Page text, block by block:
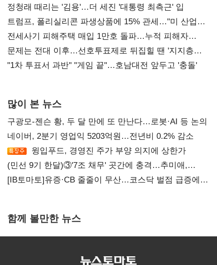
정청래 때리는 '김용'…더 세진 '대통령 최측근' 입
트럼프, 폴리실리콘 파생상품에 15% 관세…"미 산업
재건"
전세사기 피해주택 매입 1만호 돌파…누적 피해자
4만278명
문제는 전대 이후…선호투표제로 뒤집힐 땐 '지지층
불복'
"1차 투표서 과반" "게임 끝"…호남대전 앞두고 '충돌'
많이 본 뉴스
구광모-젠슨 황, 두 달 만에 또 만난다…로봇·AI 등 논의
네이버, 2분기 영업익 5203억원…전년비 0.2% 감소
윙입푸드, 경영진 주가 부양 의지에 상한가
(민선 9기 한달)③'7조 채무' 곳간에 충격…추미애,
20년만에 '비상재정' 선언 승부수
[IB토마토]유증·CB 줄줄이 무산…코스닥 벌점 급증에
함께 볼만한 뉴스